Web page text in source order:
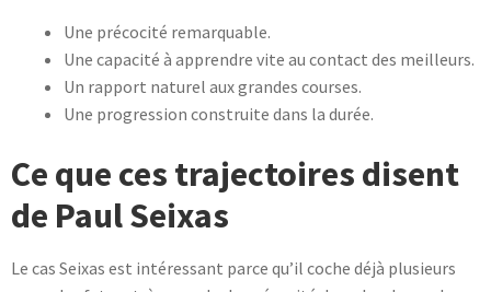
Une précocité remarquable.
Une capacité à apprendre vite au contact des meilleurs.
Un rapport naturel aux grandes courses.
Une progression construite dans la durée.
Ce que ces trajectoires disent
de Paul Seixas
Le cas Seixas est intéressant parce qu’il coche déjà plusieurs